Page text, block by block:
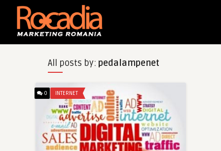
All posts by: pedalampenet
0 INTERNET